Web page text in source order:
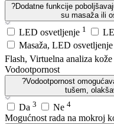
?Dodatne funkcije
su masaža ili
LED osvetljenje 1
Masaža, LED osvetljenje
Flash, Virtuelna analiza kože
Vodootpornost
?Vodootpornost
tušem,
Da 3 Ne 4
Mogućnost rada na mokroj